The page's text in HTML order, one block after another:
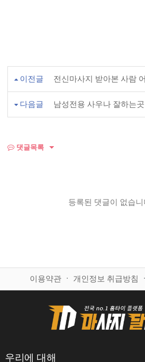
이전글 전신마사지 받아본 사람
다음글 남성전용 사우나 잘하는
댓글목록
등록된 댓글이 없습니
이용약관 ㆍ 개인정보 취급방침
우리에 대해